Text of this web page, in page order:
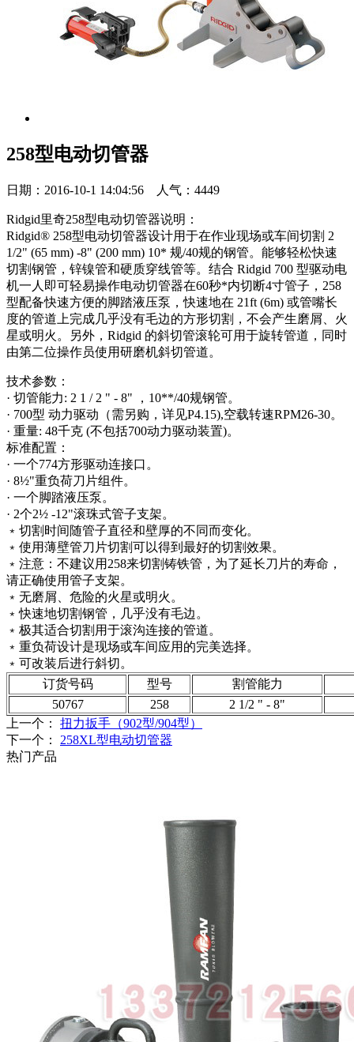
258型电动切管器
日期：2016-10-1 14:04:56 人气：4449
Ridgid里奇258型电动切管器说明：
Ridgid® 258型电动切管器设计用于在作业现场或车间切割 2
1/2" (65 mm) -8" (200 mm) 10* 规/40规的钢管。能够轻松快速
切割钢管，锌镍管和硬质穿线管等。结合 Ridgid 700 型驱动电
机一人即可轻易操作电动切管器在60秒*内切断4寸管子，258
型配备快速方便的脚踏液压泵，快速地在 21ft (6m) 或管嘴长
度的管道上完成几乎没有毛边的方形切割，不会产生磨屑、火
星或明火。另外，Ridgid 的斜切管滚轮可用于旋转管道，同时
由第二位操作员使用研磨机斜切管道。
技术参数：
· 切管能力: 2 1 / 2 " - 8" ，10**/40规钢管。
· 700型 动力驱动（需另购，详见P4.15),空载转速RPM26-30。
· 重量: 48千克 (不包括700动力驱动装置)。
标准配置：
· 一个774方形驱动连接口。
· 8½"重负荷刀片组件。
· 一个脚踏液压泵。
· 2个2½ -12"滚珠式管子支架。
﹡切割时间随管子直径和壁厚的不同而变化。
﹡使用薄壁管刀片切割可以得到最好的切割效果。
﹡注意：不建议用258来切割铸铁管，为了延长刀片的寿命，
请正确使用管子支架。
﹡无磨屑、危险的火星或明火。
﹡快速地切割钢管，几乎没有毛边。
﹡极其适合切割用于滚沟连接的管道。
﹡重负荷设计是现场或车间应用的完美选择。
﹡可改装后进行斜切。
订货号码
型号
割管能力
50767
258
2 1/2 " - 8"
上一个： 扭力扳手（902型/904型）
下一个： 258XL型电动切管器
热门产品